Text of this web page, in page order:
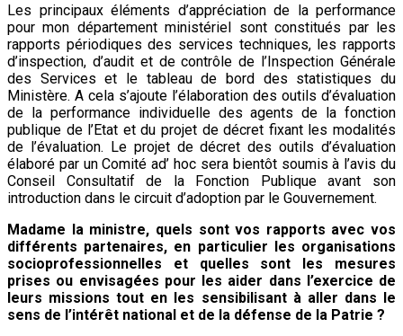
Les principaux éléments d’appréciation de la performance
pour mon département ministériel sont constitués par les
rapports périodiques des services techniques, les rapports
d’inspection, d’audit et de contrôle de l’Inspection Générale
des Services et le tableau de bord des statistiques du
Ministère. A cela s’ajoute l’élaboration des outils d’évaluation
de la performance individuelle des agents de la fonction
publique de l’Etat et du projet de décret fixant les modalités
de l’évaluation. Le projet de décret des outils d’évaluation
élaboré par un Comité ad’ hoc sera bientôt soumis à l’avis du
Conseil Consultatif de la Fonction Publique avant son
introduction dans le circuit d’adoption par le Gouvernement.
Madame la ministre, quels sont vos rapports avec vos
différents partenaires, en particulier les organisations
socioprofessionnelles et quelles sont les mesures
prises ou envisagées pour les aider dans l’exercice de
leurs missions tout en les sensibilisant à aller dans le
sens de l’intérêt national et de la défense de la Patrie ?